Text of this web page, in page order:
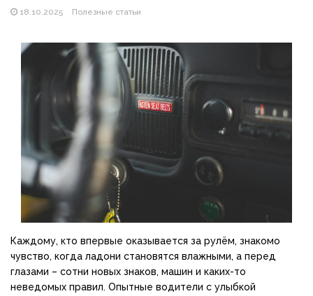
підібрати свою
18.10.2025 Полезные статьи
Каждому, кто впервые оказывается за рулём, знакомо
чувство, когда ладони становятся влажными, а перед
глазами – сотни новых знаков, машин и каких-то
неведомых правил. Опытные водители с улыбкой